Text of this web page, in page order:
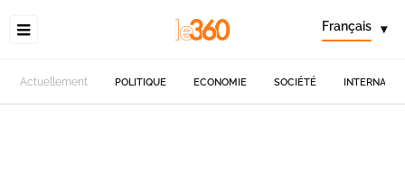
Français ▾
Actuellement POLITIQUE ECONOMIE SOCIÉTÉ